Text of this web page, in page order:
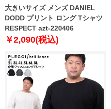
大きいサイズ メンズ DANIEL
DODD プリント ロング Tシャツ
RESPECT azt-220406
￥2,090(税込)